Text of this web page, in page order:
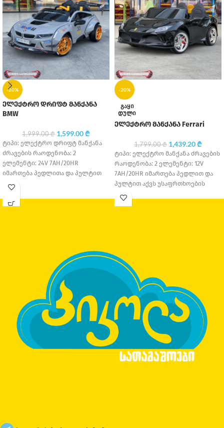
-20%
ელექტრო დრიფტ მანქანა
BMW
1,999.00₾ 1,599.00₾
ტიპი: ელექტრო დრიფტ მანქანა
ძრავების რაოდენობა: 2
ელემენტი: 24V 7AH/20HR
იმართება პედლითა და პულტით
აქვს დრიფტის ფუნქციები
-20%
ᲒᲐᲧᲘ
ᲓᲣᲚᲘ
ელექტრო მანქანა Ferrari
1,799.00₾ 1,439.20₾
ტიპი: ელექტრო მანქანა ძრავების
რაოდენობა: 2 ელემენტი: 12V
7AH/20HR იმართება პედლით და
პულტით აქვს უსაფრთხოების
ღვედი საბურავის მასალა: კაუჩუკი